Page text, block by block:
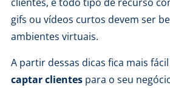
gifs ou vídeos curtos devem ser
ambientes virtuais.
A partir dessas dicas fica mais
captar clientespara o seu